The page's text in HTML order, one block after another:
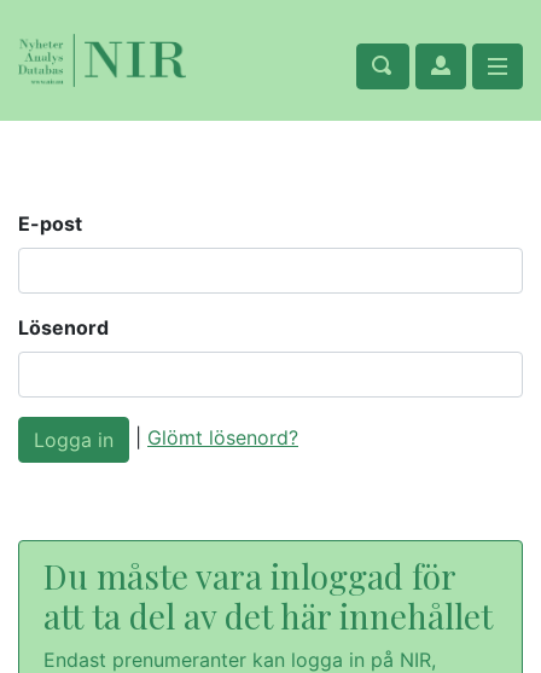
E-post
Lösenord
Glömt lösenord?
Du måste vara inloggad för
att ta del av det här innehållet
Endast prenumeranter kan logga in på NIR,